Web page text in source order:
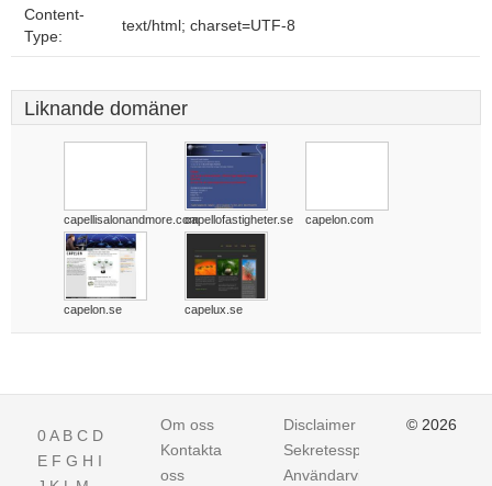
Content-
Type:
text/html; charset=UTF-8
Liknande domäner
capellisalonandmore.comcapellofastigheter.se capelon.com
capelon.se capelux.se
0A B C D
E F G H I
Om oss
Kontakta
oss
Disclaimer
Sekretesspolicy
Användarvillkor
© 2026